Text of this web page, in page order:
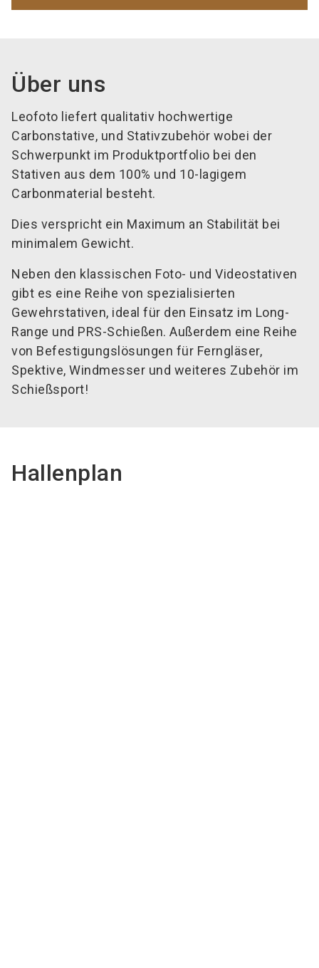
Über uns
Leofoto liefert qualitativ hochwertige
Carbonstative, und Stativzubehör wobei der
Schwerpunkt im Produktportfolio bei den
Stativen aus dem 100% und 10-lagigem
Carbonmaterial besteht.
Dies verspricht ein Maximum an Stabilität bei
minimalem Gewicht.
Neben den klassischen Foto- und Videostativen
gibt es eine Reihe von spezialisierten
Gewehrstativen, ideal für den Einsatz im Long-
Range und PRS-Schießen. Außerdem eine Reihe
von Befestigungslösungen für Ferngläser,
Spektive, Windmesser und weiteres Zubehör im
Schießsport!
Hallenplan